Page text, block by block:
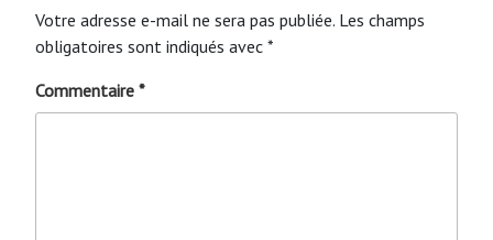
Votre adresse e-mail ne sera pas publiée. Les champs
obligatoires sont indiqués avec *
Commentaire *